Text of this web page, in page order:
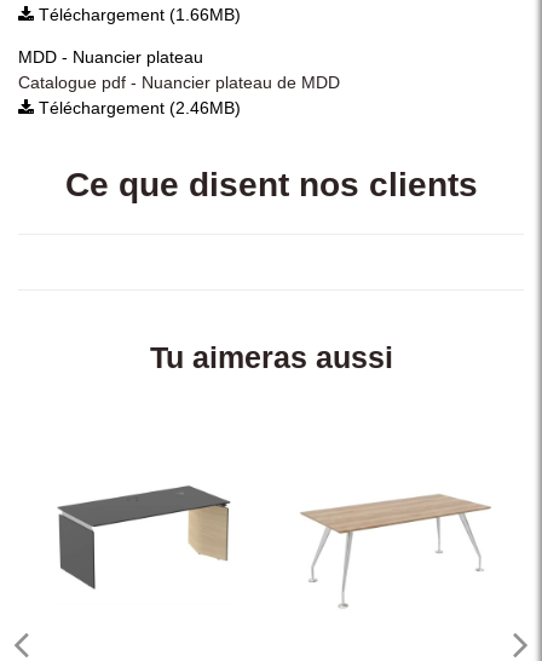
Téléchargement (1.66MB)
MDD - Nuancier plateau
Catalogue pdf - Nuancier plateau de MDD
Téléchargement (2.46MB)
Ce que disent nos clients
Tu aimeras aussi